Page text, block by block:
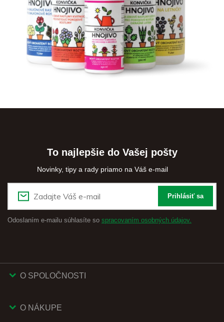
To najlepšie do Vašej pošty
Novinky, tipy a rady priamo na Váš e-mail
Prihlásiť sa
Odoslaním e-mailu súhlasíte so spracovaním osobných údajov.
O SPOLOČNOSTI
O NÁKUPE